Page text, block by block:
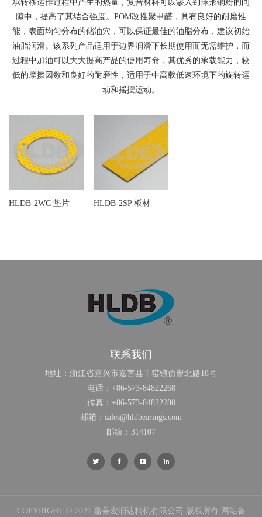
承转移运作过程中产生的热量，复合材料可以渗入到球形铜粉的间
隙中，提高了其结合强度。POM改性聚甲醛，具有良好的耐磨性
能，表面均匀分布的储油穴，可以保证最佳的油脂分布，建议初始
油脂润滑。该系列产品适用于边界润滑下长期使用而无需维护，而
过程中加油可以大大提高产品的使用寿命，其优秀的承载能力，较
低的摩擦因数和良好的耐磨性，适用于中高载低速环境下的旋转运
动和摇摆运动。
HLDB-2WC 垫片 HLDB-2SP 板材
联系我们
地址：浙江省嘉兴市嘉善县干窑镇俞曹北路18号
电话： +86-573-84822268
传真： +86-573-84822280
邮箱： sales@hldbearings.com
邮编：314107
   
COPYRIGHT © 2021 嘉善宏润达精机有限公司 版权所有 网站备